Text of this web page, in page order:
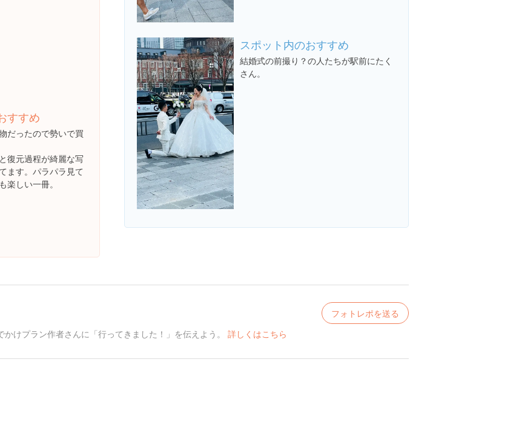
すすめ
だったので勢いで買
復元過程が綺麗な写
ます。パラパラ見て
楽しい一冊。
スポット内のおすすめ
結婚式の前撮り？の人たちが駅前にたく
さん。
フォトレポを送る
かけプラン作者さんに「行ってきました！」を伝えよう。 詳しくはこちら